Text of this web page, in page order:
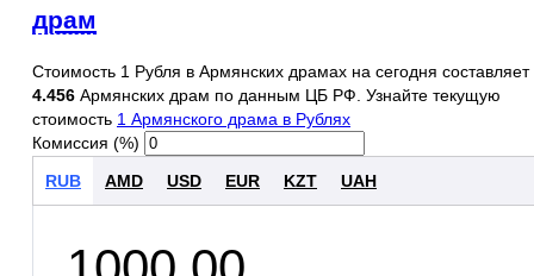
драм
Стоимость 1 Рубля в Армянских драмах на сегодня составляет
4.456 Армянских драм по данным ЦБ РФ. Узнайте текущую
стоимость 1 Армянского драма в Рублях
Комиссия (%)
RUB
AMD USD EUR KZT UAH